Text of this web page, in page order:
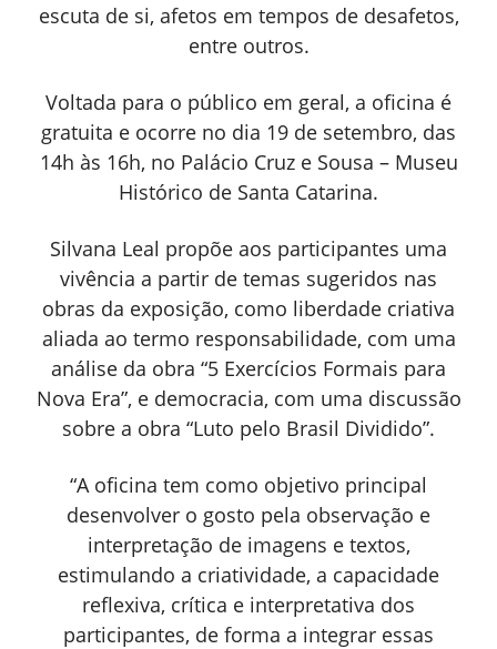
escuta de si, afetos em tempos de desafetos,
entre outros.
Voltada para o público em geral, a oficina é
gratuita e ocorre no dia 19 de setembro, das
14h às 16h, no Palácio Cruz e Sousa – Museu
Histórico de Santa Catarina.
Silvana Leal propõe aos participantes uma
vivência a partir de temas sugeridos nas
obras da exposição, como liberdade criativa
aliada ao termo responsabilidade, com uma
análise da obra “5 Exercícios Formais para
Nova Era”, e democracia, com uma discussão
sobre a obra “Luto pelo Brasil Dividido”.
“A oficina tem como objetivo principal
desenvolver o gosto pela observação e
interpretação de imagens e textos,
estimulando a criatividade, a capacidade
reflexiva, crítica e interpretativa dos
participantes, de forma a integrar essas